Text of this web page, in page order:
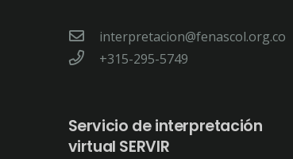
interpretacion@fenascol.org.co
+315-295-5749
Servicio de interpretación
virtual SERVIR